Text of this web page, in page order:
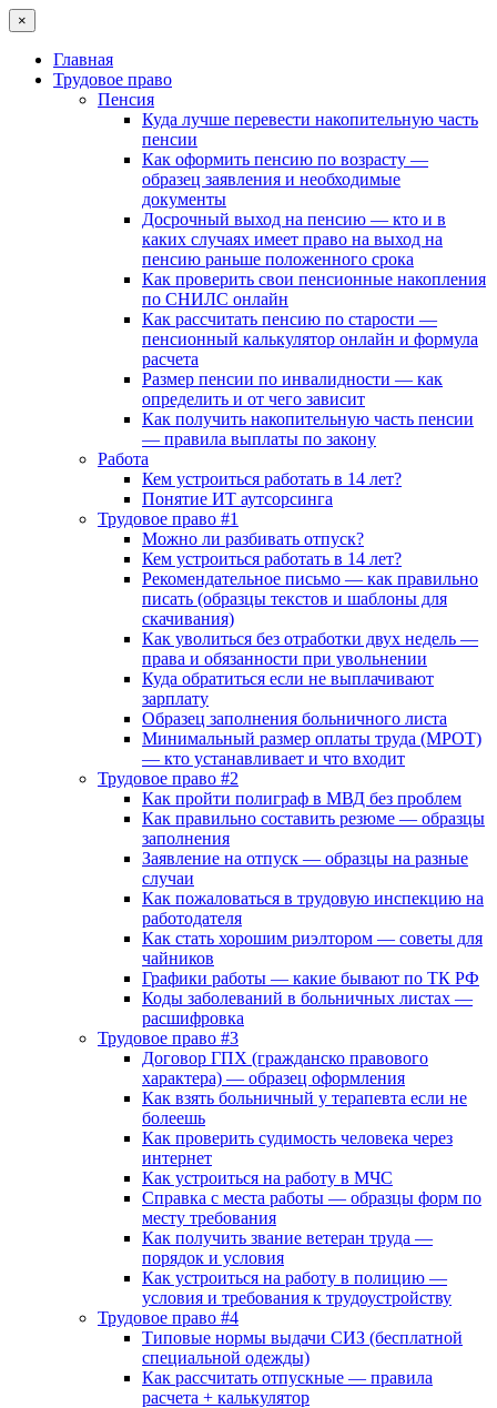
×
Главная
Трудовое право
Пенсия
Куда лучше перевести накопительную часть
пенсии
Как оформить пенсию по возрасту —
образец заявления и необходимые
документы
Досрочный выход на пенсию — кто и в
каких случаях имеет право на выход на
пенсию раньше положенного срока
Как проверить свои пенсионные накопления
по СНИЛС онлайн
Как рассчитать пенсию по старости —
пенсионный калькулятор онлайн и формула
расчета
Размер пенсии по инвалидности — как
определить и от чего зависит
Как получить накопительную часть пенсии
— правила выплаты по закону
Работа
Кем устроиться работать в 14 лет?
Понятие ИТ аутсорсинга
Трудовое право #1
Можно ли разбивать отпуск?
Кем устроиться работать в 14 лет?
Рекомендательное письмо — как правильно
писать (образцы текстов и шаблоны для
скачивания)
Как уволиться без отработки двух недель —
права и обязанности при увольнении
Куда обратиться если не выплачивают
зарплату
Образец заполнения больничного листа
Минимальный размер оплаты труда (МРОТ)
— кто устанавливает и что входит
Трудовое право #2
Как пройти полиграф в МВД без проблем
Как правильно составить резюме — образцы
заполнения
Заявление на отпуск — образцы на разные
случаи
Как пожаловаться в трудовую инспекцию на
работодателя
Как стать хорошим риэлтором — советы для
чайников
Графики работы — какие бывают по ТК РФ
Коды заболеваний в больничных листах —
расшифровка
Трудовое право #3
Договор ГПХ (гражданско правового
характера) — образец оформления
Как взять больничный у терапевта если не
болеешь
Как проверить судимость человека через
интернет
Как устроиться на работу в МЧС
Справка с места работы — образцы форм по
месту требования
Как получить звание ветеран труда —
порядок и условия
Как устроиться на работу в полицию —
условия и требования к трудоустройству
Трудовое право #4
Типовые нормы выдачи СИЗ (бесплатной
специальной одежды)
Как рассчитать отпускные — правила
расчета + калькулятор